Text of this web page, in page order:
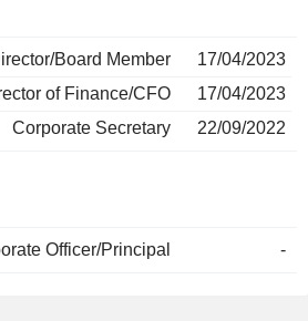
Board Member
17/04/2023
of Finance/CFO
17/04/2023
Corporate Secretary
22/09/2022
Officer/Principal -